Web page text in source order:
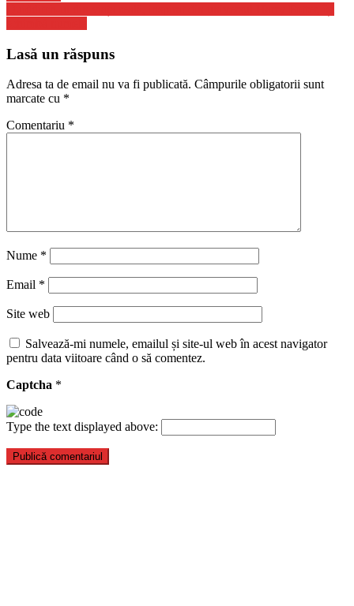
Lasă un răspuns
Adresa ta de email nu va fi publicată. Câmpurile obligatorii sunt
marcate cu *
Comentariu *
Nume *
Email *
Site web
Salvează-mi numele, emailul și site-ul web în acest navigator
pentru data viitoare când o să comentez.
Captcha *
Type the text displayed above: